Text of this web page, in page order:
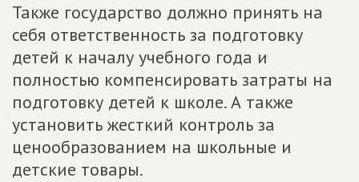
Также государство должно принять на
себя ответственность за подготовку
детей к началу учебного года и
полностью компенсировать затраты на
подготовку детей к школе. А также
установить жесткий контроль за
ценообразованием на школьные и
детские товары.